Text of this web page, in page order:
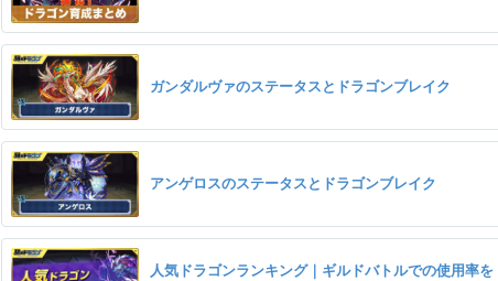
ガンダルヴァのステータスとドラゴンブレイク
アンゲロスのステータスとドラゴンブレイク
人気ドラゴンランキング｜ギルドバトルでの使用率を